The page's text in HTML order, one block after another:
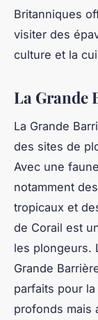
Britanniques
visiter des
culture et la
La Grande
La Grande
des sites de
Avec une
notamment
tropicaux et
de Corail est
les plongeurs.
Grande
parfaits pour
profonds mais